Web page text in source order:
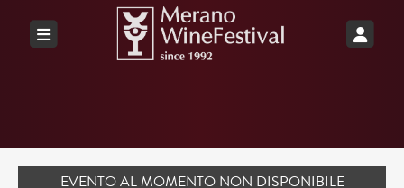
EVENTO AL MOMENTO NON DISPONIBILE